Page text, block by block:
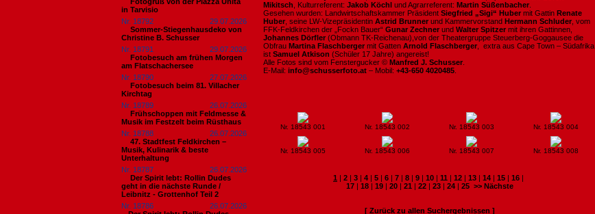
in Tarvisio
Nr. 18792
29.07.2026
Sommer-Stiegenhausdeko von
Christine B. Schusser
Nr. 18791
29.07.2026
Fotobesuch am frühen Morgen
am Flatschachersee
Nr. 18790
27.07.2026
Fotobesuch beim 81. Villacher
Kirchtag
Nr. 18789
26.07.2026
Frühschoppen mit Feldmesse &
Musik im Festzelt beim Rüsthaus
Nr. 18788
26.07.2026
47. Stadtfest Feldkirchen –
Musik, Kulinarik & beste
Unterhaltung
Nr. 18787
26.07.2026
Der Spirit lebt: Rollin Dudes
geht in die nächste Runde /
Leibnitz - Grottenhof Teil 2
Nr. 18786
26.07.2026
Mikitsch , Kulturreferent: Jakob Köchl und Agrarreferent: Martin Süßenbacher
Gesehen wurden: Landwirtschaftskammer Präsident Siegfried „Sigi“ Huber mit Gattin Renate
Huber , seine LW-Vizepräsidentin Astrid Brunner und Kammervorstand Hermann Schluder , vom
FFK-Feldkirchen der „Fockn Bauer“ Gunar Zechner und Walter Spitzer mit ihren Gattinnen,
Johannes Dörfler (Obmann TK-Reichenau),von der Theatergruppe Steuerberg-Goggausee die
Obfrau Martina Flaschberger mit Gatten Arnold Flaschberger , extra aus Cape Town – Südafrika
ist Samuel Atkison (Schüler 17 Jahre) angereist!
Alle Fotos sind vom Fenstergucker © Manfred J. Schusser
E-Mail: info@schusserfoto.at – Mobil: +43-650 4020485
Nr. 18543 001 Nr. 18543 002 Nr. 18543 003 Nr. 18543 004
Nr. 18543 005 Nr. 18543 006 Nr. 18543 007 Nr. 18543 008
1 | 2 | 3 | 4 | 5 | 6 | 7 | 8 | 9 | 10 | 11 | 12 | 13 | 14 | 15 | 16 |
17| 18| 19| 20| 21 | 22| 23| 24| 25 >> Nächste
[ Zurück zu allen Suchergebnissen ]